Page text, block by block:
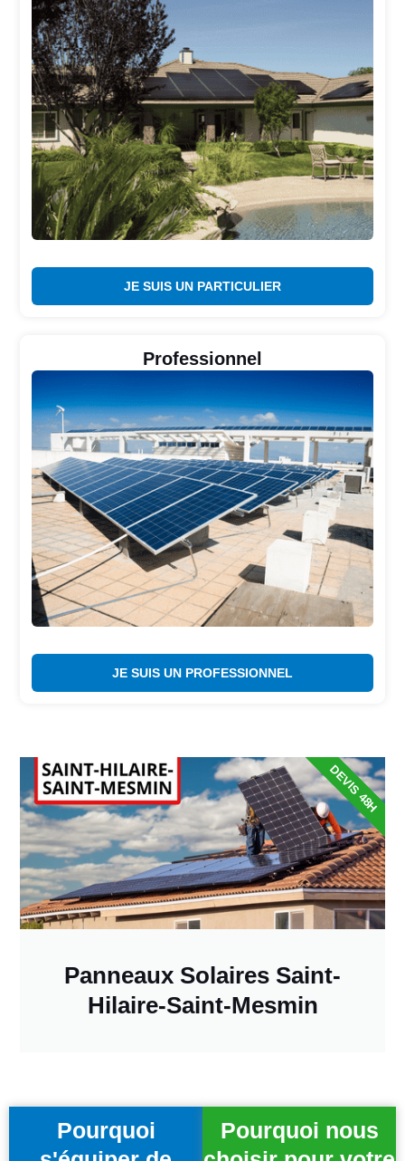
JE SUIS UN PARTICULIER
Professionnel
JE SUIS UN PROFESSIONNEL
Panneaux Solaires Saint-
Hilaire-Saint-Mesmin
DEVIS 48H
Pourquoi
Pourquoi nous